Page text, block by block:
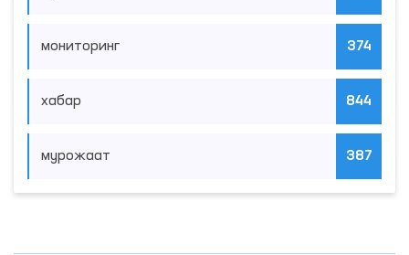
мониторинг 374
хабар 844
мурожаат 387